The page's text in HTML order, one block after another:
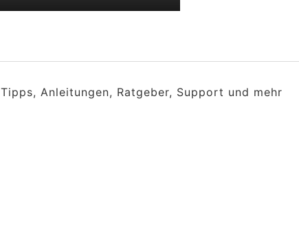
Tipps, Anleitungen, Ratgeber, Support und mehr